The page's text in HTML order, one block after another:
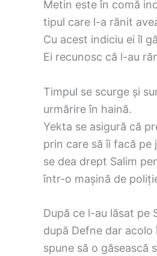
Metin este în comă
tipul care l-a rănit
Cu acest indiciu ei îl
Ei recunosc că l-au
Timpul se scurge și
urmărire în haină.
Yekta se asigură că
prin care să îi facă pe
se dea drept Salim
într-o mașină de
După ce l-au lăsat pe
după Defne dar acolo
spune să o găsească